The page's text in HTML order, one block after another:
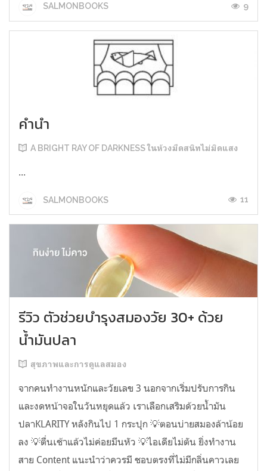
SALMONBOOKS 9
คำนำ
A BRIGHT RAY OF DARKNESS ในห้วงมืดสนิทไม่มิดแสง
...
SALMONBOOKS 11
รีวิว ตัวช่วยบำรุงสมองวัย 30+ ด้วย
น้ำมันปลา
สุขภาพและการดูแลสมอง
จากคนทำงานหนักและวัยเลข 3 นอกจากเริ่มปรับการกิน
และงดหน้าจอในวันหยุดแล้ว เราเลือกเสริมด้วยน้ำมัน
ปลาKLARITY หลังกินไป 1 กระปุก 💡ตอนบ่ายสมองล้าน้อย
ลง 💡ตื่นเช้าแล้วไม่ค่อยมึนหัว 💡ไอเดียไม่ตัน ยิ่งทำงาน
สาย Content แนะนำว่าควรมี ชอบตรงที่ไม่มีกลิ่นคาวเลย